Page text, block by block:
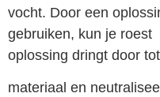
vocht. Door een
gebruiken, kun je roest
oplossing dringt door
materiaal en